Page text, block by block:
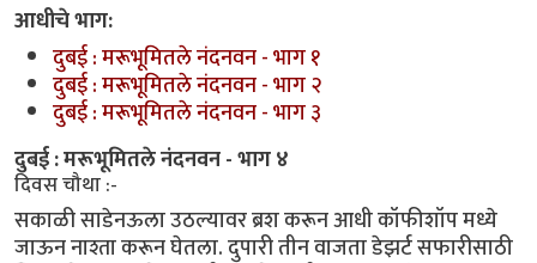
आधीचे भाग:
दुबई : मरूभूमितले नंदनवन - भाग १
दुबई : मरूभूमितले नंदनवन - भाग २
दुबई : मरूभूमितले नंदनवन - भाग ३
दुबई : मरूभूमितले नंदनवन - भाग ४
दिवस चौथा :-
सकाळी साडेनऊला उठल्यावर ब्रश करून आधी कॉफीशॉप मध्ये
जाऊन नाश्ता करून घेतला. दुपारी तीन वाजता डेझर्ट सफारीसाठी